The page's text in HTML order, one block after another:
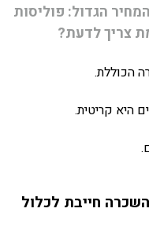
הגדול: פוליסות
צריך לדעת?
הכוללת.
היא קריטית.
חייבת לכלול